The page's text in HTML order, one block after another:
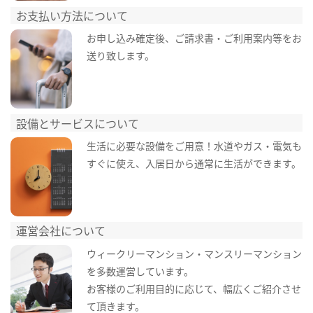
お支払い方法について
お申し込み確定後、ご請求書・ご利用案内等をお
送り致します。
設備とサービスについて
生活に必要な設備をご用意！水道やガス・電気も
すぐに使え、入居日から通常に生活ができます。
運営会社について
ウィークリーマンション・マンスリーマンション
を多数運営しています。
お客様のご利用目的に応じて、幅広くご紹介させ
て頂きます。